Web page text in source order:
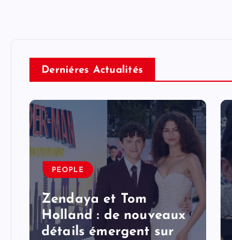
Derniéres Actualités
PEOPLE
Zendaya et Tom
Holland : de nouveaux
détails émergent sur